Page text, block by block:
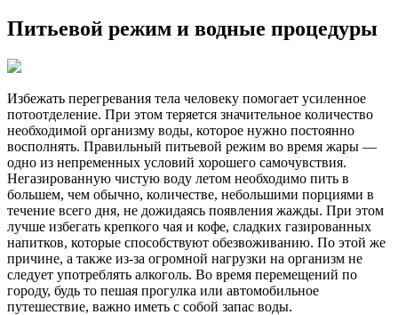
Питьевой режим и водные процедуры
Избежать перегревания тела человеку помогает усиленное
потоотделение. При этом теряется значительное количество
необходимой организму воды, которое нужно постоянно
восполнять. Правильный питьевой режим во время жары —
одно из непременных условий хорошего самочувствия.
Негазированную чистую воду летом необходимо пить в
большем, чем обычно, количестве, небольшими порциями в
течение всего дня, не дожидаясь появления жажды. При этом
лучше избегать крепкого чая и кофе, сладких газированных
напитков, которые способствуют обезвоживанию. По этой же
причине, а также из-за огромной нагрузки на организм не
следует употреблять алкоголь. Во время перемещений по
городу, будь то пешая прогулка или автомобильное
путешествие, важно иметь с собой запас воды.